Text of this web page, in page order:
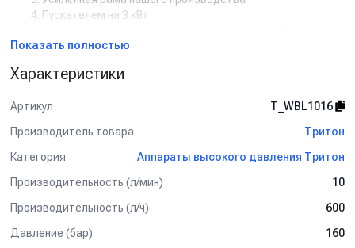
Пускателем на 3 кВт
Шланг ВД гайка-гайка, 2SN-08, 450 бар, 15 м.
1/4, с вращением, плавный пуск, керамика Копье L=70сm
Форсунка 25035, 1/4внеш, нерж.сталь
Дополнительная комплектация:
Манометр
Задержка выключения двигателя с таймером (от 5 сек
до 50 сек)
Кнопкой на 12В для установки на стену.
Рама на колесах
Показать полностью
Характеристики
Артикул
T_WBL1016
Производитель товара
Тритон
Категория
Аппараты высокого давления Тритон
Производительность (л/мин)
10
Производительность (л/ч)
600
Давление (бар)
160